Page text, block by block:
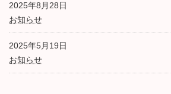
2025年8月28日
お知らせ
2025年5月19日
お知らせ